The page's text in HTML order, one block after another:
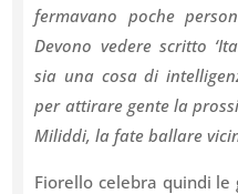
fermavano poche
Devono vedere scritto
sia una cosa di
per attirare gente la
Miliddi, la fate ballare
Fiorello celebra quindi